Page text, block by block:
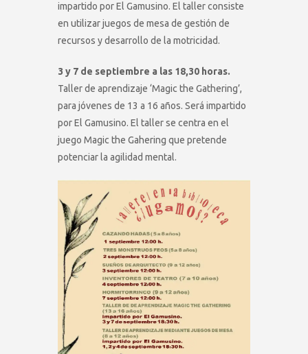
impartido por El Gamusino. El taller consiste
en utilizar juegos de mesa de gestión de
recursos y desarrollo de la motricidad.
3 y 7 de septiembre a las 18,30 horas.
Taller de aprendizaje ‘Magic the Gathering’,
para jóvenes de 13 a 16 años. Será impartido
por El Gamusino. El taller se centra en el
juego Magic the Gahering que pretende
potenciar la agilidad mental.